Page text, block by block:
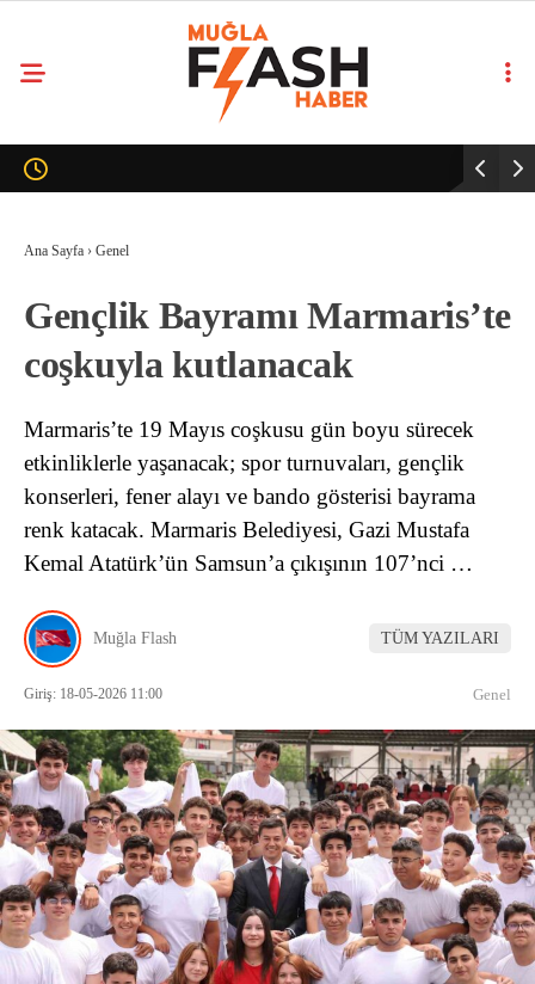
Ana Sayfa › Genel
Gençlik Bayramı Marmaris’te
coşkuyla kutlanacak
Marmaris’te 19 Mayıs coşkusu gün boyu sürecek
etkinliklerle yaşanacak; spor turnuvaları, gençlik
konserleri, fener alayı ve bando gösterisi bayrama
renk katacak. Marmaris Belediyesi, Gazi Mustafa
Kemal Atatürk’ün Samsun’a çıkışının 107’nci …
Muğla Flash TÜM YAZILARI
Giriş: 18-05-2026 11:00 Genel